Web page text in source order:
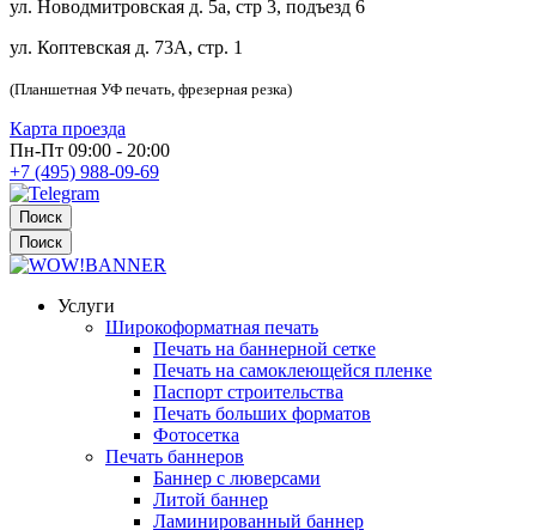
ул. Новодмитровская д. 5а, стр 3, подъезд 6
ул. Коптевская д. 73А, стр. 1
(Планшетная УФ печать, фрезерная резка)
Карта проезда
Пн-Пт 09:00 - 20:00
+7 (495) 988-09-69
Поиск
Поиск
Услуги
Широкоформатная печать
Печать на баннерной сетке
Печать на самоклеющейся пленке
Паспорт строительства
Печать больших форматов
Фотосетка
Печать баннеров
Баннер с люверсами
Литой баннер
Ламинированный баннер